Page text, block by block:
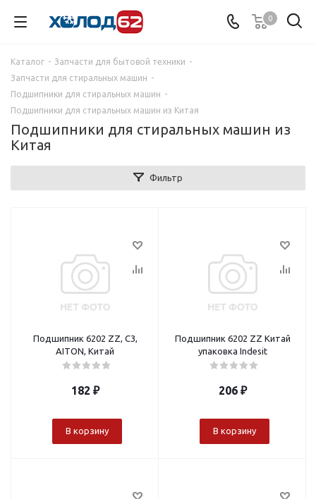
0
Каталог - Запчасти для бытовой техники -
Запчасти для стиральных машин -
Подшипники для стиральных машин -
Подшипники для стиральных машин из Китая
Подшипники для стиральных машин из
Китая
Фильтр
Подшипник 6202 ZZ, C3,
AITON, Китай
182 ₽
В корзину
Подшипник 6202 ZZ Китай
упаковка Indesit
206₽
В корзину